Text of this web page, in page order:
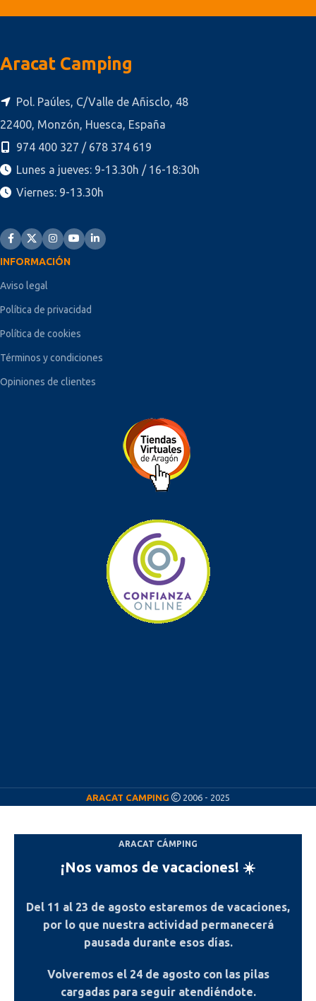
Aracat Camping
Pol. Paúles, C/Valle de Añisclo, 48
22400, Monzón, Huesca, España
974 400 327 / 678 374 619
Lunes a jueves: 9-13.30h / 16-18:30h
Viernes: 9-13.30h
INFORMACIÓN
Aviso legal
Política de privacidad
Política de cookies
Términos y condiciones
Opiniones de clientes
ARACAT CAMPING 2006 - 2025
ARACAT CÁMPING
¡Nos vamos de vacaciones! ☀️
Del 11 al 23 de agosto estaremos de vacaciones,
por lo que nuestra actividad permanecerá
pausada durante esos días.
Volveremos el 24 de agostocon las pilas
cargadas para seguir atendiéndote.